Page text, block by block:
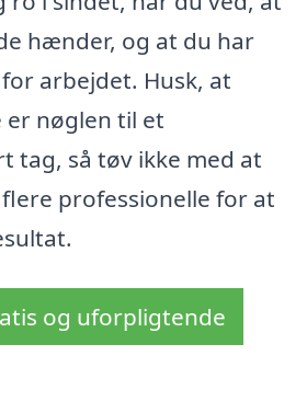
hænder, og at du har
arbejdet. Husk, at
er nøglen til et
tag, så tøv ikke med at
professionelle for at
og uforpligtende